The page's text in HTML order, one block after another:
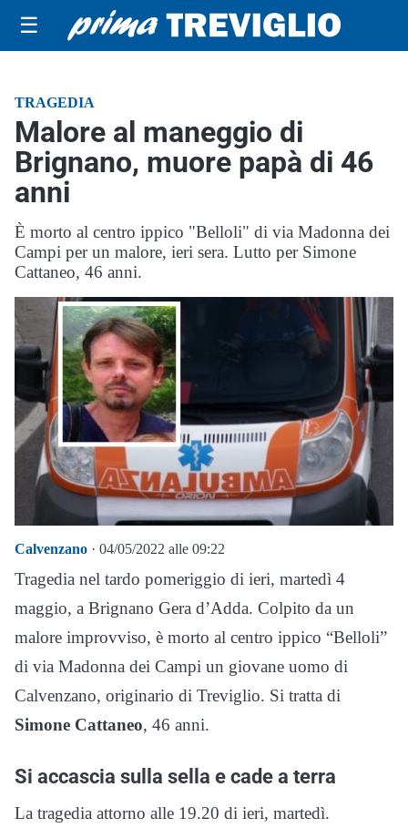
☰
TRAGEDIA
Malore al maneggio di
Brignano, muore papà di 46
anni
È morto al centro ippico "Belloli" di via Madonna dei
Campi per un malore, ieri sera. Lutto per Simone
Cattaneo, 46 anni.
Calvenzano · 04/05/2022 alle 09:22
Tragedia nel tardo pomeriggio di ieri, martedì 4
maggio, a Brignano Gera d’Adda. Colpito da un
malore improvviso, è morto al centro ippico “Belloli”
di via Madonna dei Campi un giovane uomo di
Calvenzano, originario di Treviglio. Si tratta di
Simone Cattaneo, 46 anni.
Si accascia sulla sella e cade a terra
La tragedia attorno alle 19.20 di ieri, martedì.